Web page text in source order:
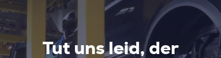
Tut uns leid, der